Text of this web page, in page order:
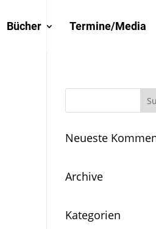
Bücher Termine/Media
Neueste
Archive
Kategorien